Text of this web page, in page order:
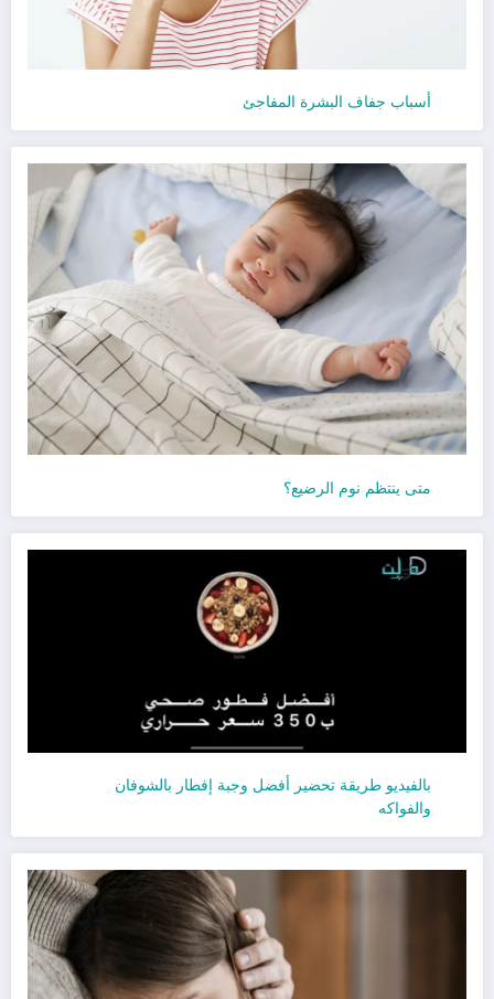
أسباب جفاف البشرة المفاجئ
متى ينتظم نوم الرضيع؟
بالفيديو طريقة تحضير أفضل وجبة إفطار بالشوفان
والفواكه